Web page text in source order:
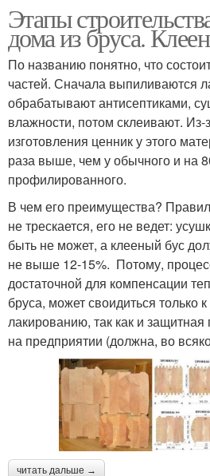
Этапы
дома из бруса.
По названию понятно, что
частей. Сначала выпиливаются
обрабатывают антисептиками,
влажности, потом склеивают. Из-
изготовления ценник у этого
раза выше, чем у обычного и на
профилированного.
В чем его преимущества?
не трескается, его не ведет:
быть не может, а клееный бус
не выше 12-15%. Потому,
достаточной для компенсации
бруса, может своидиться только
лакированию, так как и защитная
на предприятии (должна, во
читать дальше →